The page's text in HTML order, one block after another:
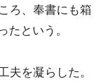
ろ、奉書にも箱
という。
を凝らした。